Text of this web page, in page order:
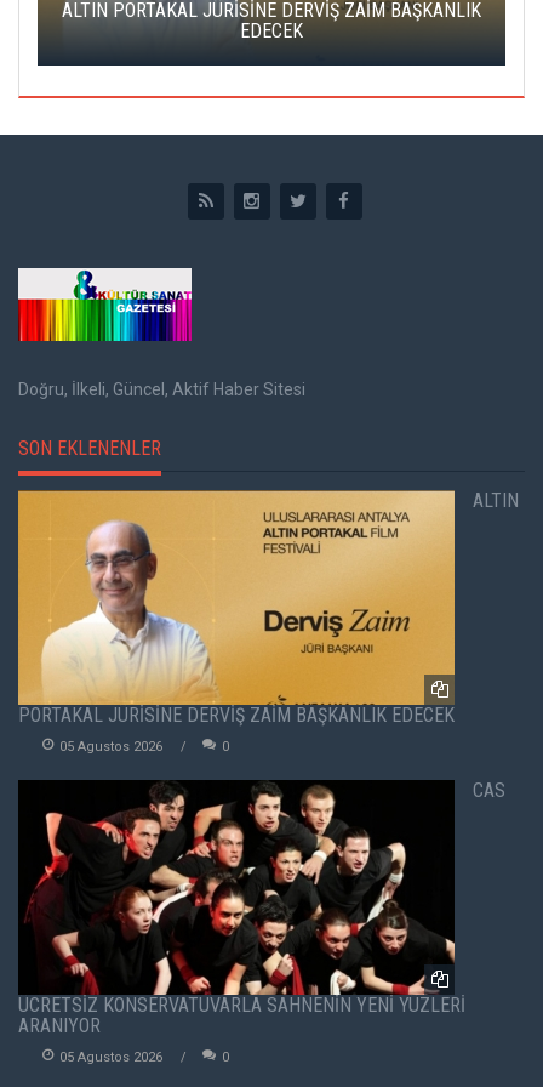
ALTIN PORTAKAL JÜRİSİNE DERVİŞ ZAİM BAŞKANLIK
EDECEK
Doğru, İlkeli, Güncel, Aktif Haber Sitesi
SON EKLENENLER
ALTIN
PORTAKAL JÜRİSİNE DERVİŞ ZAİM BAŞKANLIK EDECEK
05 Agustos 2026 0
CAS
ÜCRETSİZ KONSERVATUVARLA SAHNENİN YENİ YÜZLERİ
ARANIYOR
05 Agustos 2026 0